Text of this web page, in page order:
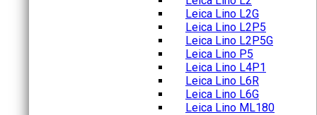
Leica Lino L2G
Leica Lino L2P5
Leica Lino L2P5G
Leica Lino P5
Leica Lino L4P1
Leica Lino L6R
Leica Lino L6G
Leica Lino ML180